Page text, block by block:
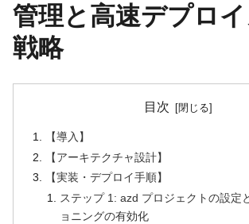
管理と高速デプロ
戦略
目次
【導入】
【アーキテクチャ設計】
【実装・デプロイ手順】
ステップ 1: azd プロジェクトの設定
ョニングの有効化